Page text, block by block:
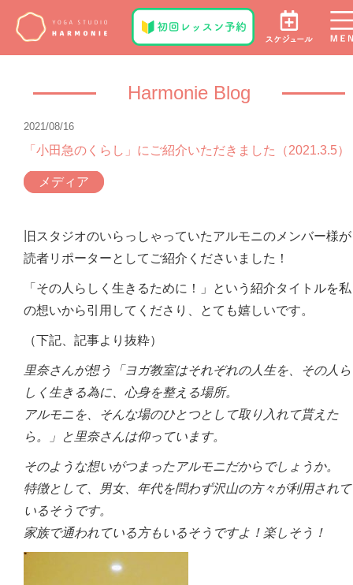
Harmonie Blog
2021/08/16
「小田急のくらし」にご紹介いただきました（2021.3.5）
メディア
旧スタジオのいらっしゃっていたアルモニのメンバー様が
読者リポーターとしてご紹介くださいました！
「その人らしく生きるために！」という紹介タイトルを私
の想いから引用してくださり、とても嬉しいです。
（下記、記事より抜粋）
里奈さんが想う「ヨガ教室はそれぞれの人生を、その人ら
しく生きる為に、心身を整える場所。
アルモニを、そんな場のひとつとして取り入れて貰えた
ら。」と里奈さんは仰っています。
そのような想いがつまったアルモニだからでしょうか。
特徴として、男女、年代を問わず沢山の方々が利用されて
いるそうです。
家族で通われている方もいるそうですよ！楽しそう！